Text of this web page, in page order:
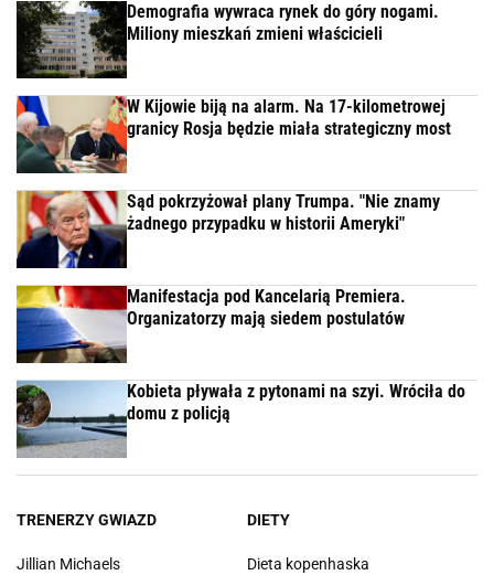
Demografia wywraca rynek do góry nogami.
Miliony mieszkań zmieni właścicieli
W Kijowie biją na alarm. Na 17-kilometrowej
granicy Rosja będzie miała strategiczny most
Sąd pokrzyżował plany Trumpa. "Nie znamy
żadnego przypadku w historii Ameryki"
Manifestacja pod Kancelarią Premiera.
Organizatorzy mają siedem postulatów
Kobieta pływała z pytonami na szyi. Wróciła do
domu z policją
TRENERZY GWIAZD
Jillian Michaels
DIETY
Dieta kopenhaska